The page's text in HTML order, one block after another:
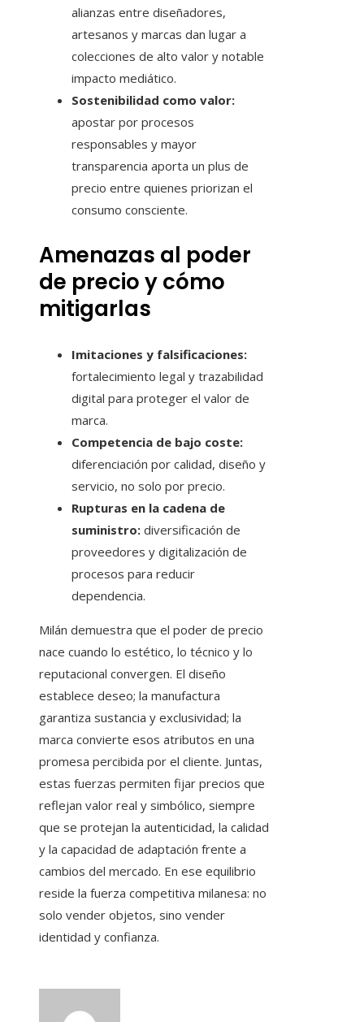
alianzas entre diseñadores,
artesanos y marcas dan lugar a
colecciones de alto valor y notable
impacto mediático.
Sostenibilidad como valor:
apostar por procesos
responsables y mayor
transparencia aporta un plus de
precio entre quienes priorizan el
consumo consciente.
Amenazas al poder
de precio y cómo
mitigarlas
Imitaciones y falsificaciones:
fortalecimiento legal y trazabilidad
digital para proteger el valor de
marca.
Competencia de bajo coste:
diferenciación por calidad, diseño y
servicio, no solo por precio.
Rupturas en la cadena de
suministro: diversificación de
proveedores y digitalización de
procesos para reducir
dependencia.
Milán demuestra que el poder de precio
nace cuando lo estético, lo técnico y lo
reputacional convergen. El diseño
establece deseo; la manufactura
garantiza sustancia y exclusividad; la
marca convierte esos atributos en una
promesa percibida por el cliente. Juntas,
estas fuerzas permiten fijar precios que
reflejan valor real y simbólico, siempre
que se protejan la autenticidad, la calidad
y la capacidad de adaptación frente a
cambios del mercado. En ese equilibrio
reside la fuerza competitiva milanesa: no
solo vender objetos, sino vender
identidad y confianza.